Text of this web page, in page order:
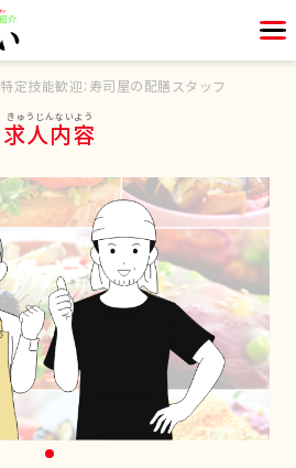
特定技能歓迎：寿司屋の配膳スタッフ
求人内容